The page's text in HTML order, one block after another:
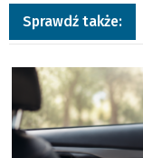
Sprawdź także:
a